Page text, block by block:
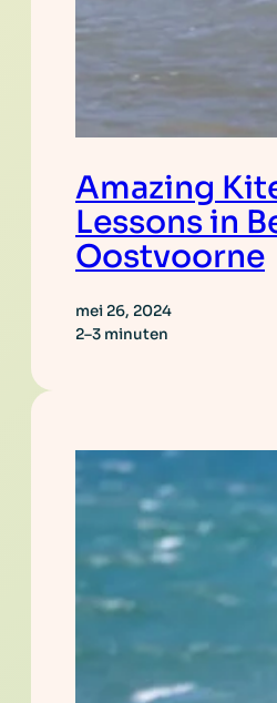
Amazing
Lessons in
Oostvoorne
mei 26, 2024
2–3 minuten